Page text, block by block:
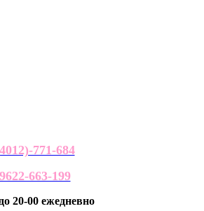
771-684
663-199
20-00 ежедневно